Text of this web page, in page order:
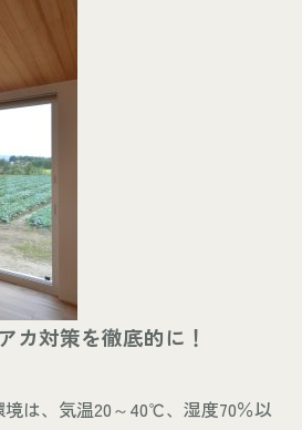
対策を徹底的に！
は、気温20～40℃、湿度70％以